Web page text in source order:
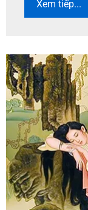
Xem tiếp...